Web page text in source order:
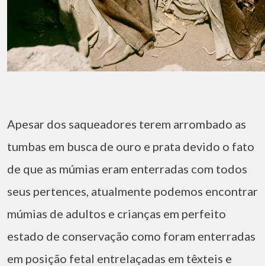
Apesar dos saqueadores terem arrombado as
tumbas em busca de ouro e prata devido o fato
de que as múmias eram enterradas com todos
seus pertences, atualmente podemos encontrar
múmias de adultos e crianças em perfeito
estado de conservação como foram enterradas
em posição fetal entrelaçadas em têxteis e